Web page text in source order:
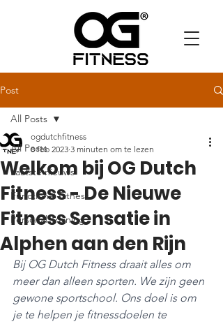
Post
All Posts
Laatste nieuws
Functional Fitness
Personal Training
All Posts
Welkom bij OG Dutch
Fitness - De Nieuwe
Fitness Sensatie in
Alphen aan den Rijn
ogdutchfitness
8 feb 2023 3 minuten om te lezen
Bij OG Dutch Fitness draait alles om
meer dan alleen sporten. We zijn geen
gewone sportschool. Ons doel is om
je te helpen je fitnessdoelen te